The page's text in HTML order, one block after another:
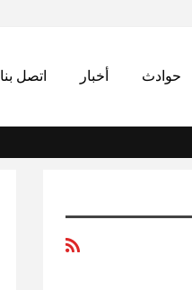
حوادث أخبار اتصل بنا